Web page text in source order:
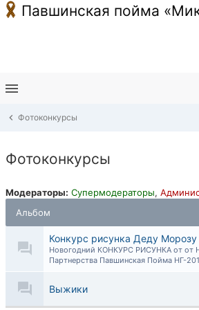
Павшинская пойма
Фотоконкурсы
Фотоконкурсы
Модераторы: Супермодераторы,
Альбом
Конкурс рисунка Деду Морозу
Новогодний КОНКУРС РИСУНКА от от
Партнерства Павшинская Пойма НГ-
Выжики